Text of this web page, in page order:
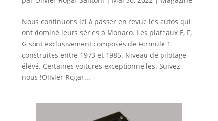
Nous continuons ici à passer en revue les autos qui
ont dominé leurs séries à Monaco. Les plateaux E, F,
G sont exclusivement composés de Formule 1
construites entre 1973 et 1985. Niveau de pilotage
élevé. Certaines voitures exceptionnelles. Suivez-
nous !Olivier Rogar...